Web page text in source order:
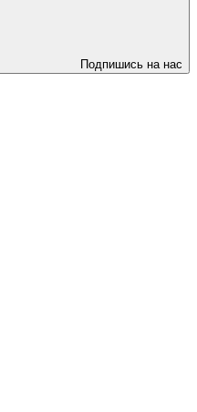
Подпишись на нас